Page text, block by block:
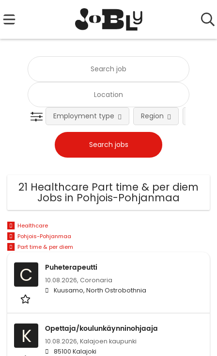
Employment type Region
21 Healthcare Part time & per diem
Jobs in Pohjois-Pohjanmaa
Healthcare
Pohjois-Pohjanmaa
Part time & per diem
C Puheterapeutti
10.08.2026, Coronaria
Kuusamo, North Ostrobothnia
K Opettaja/koulunkäynninohjaaja
10.08.2026, Kalajoen kaupunki
85100 Kalajoki